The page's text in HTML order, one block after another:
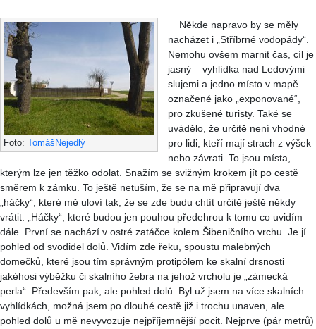
Foto:TomášNejedlý
Někde napravo by se měly
nacházet i „Stříbrné vodopády“.
Nemohu ovšem marnit čas, cíl je
jasný – vyhlídka nad Ledovými
slujemi a jedno místo v mapě
označené jako „exponované“,
pro zkušené turisty. Také se
uvádělo, že určitě není vhodné
pro lidi, kteří mají strach z výšek
nebo závrati. To jsou místa,
kterým lze jen těžko odolat. Snažím se svižným krokem jít po cestě
směrem k zámku. To ještě netuším, že se na mě připravují dva
„háčky“, které mě uloví tak, že se zde budu chtít určitě ještě někdy
vrátit. „Háčky“, které budou jen pouhou předehrou k tomu co uvidím
dále. První se nachází v ostré zatáčce kolem Šibeničního vrchu. Je jí
pohled od svodidel dolů. Vidím zde řeku, spoustu malebných
domečků, které jsou tím správným protipólem ke skalní drsnosti
jakéhosi výběžku či skalního žebra na jehož vrcholu je „zámecká
perla“. Především pak, ale pohled dolů. Byl už jsem na více skalních
vyhlídkách, možná jsem po dlouhé cestě již i trochu unaven, ale
pohled dolů u mě nevyvozuje nejpříjemnější pocit. Nejprve (pár metrů)